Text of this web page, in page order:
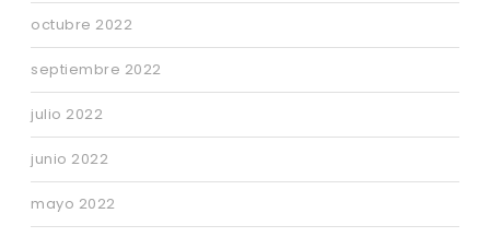
octubre 2022
septiembre 2022
julio 2022
junio 2022
mayo 2022